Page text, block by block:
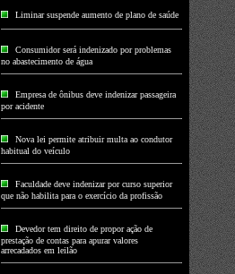
Liminar suspende aumento de plano de saúde
Consumidor será indenizado por problemas
no abastecimento de água
Empresa de ônibus deve indenizar passageira
por acidente
Nova lei permite atribuir multa ao condutor
habitual do veículo
Faculdade deve indenizar por curso superior
que não habilita para o exercício da profissão
Devedor tem direito de propor ação de
prestação de contas para apurar valores
arrecadados em leilão